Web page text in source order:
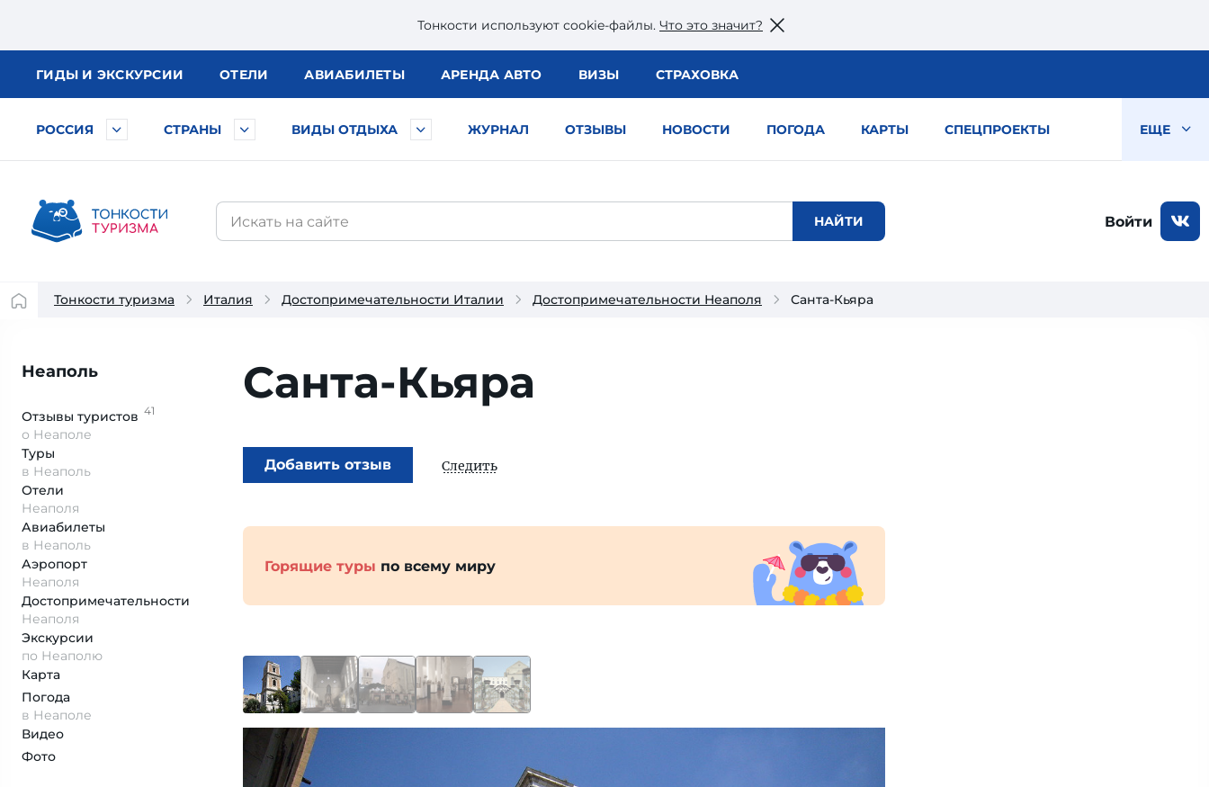
Тонкости используют сookie-файлы. Что это значит?
ГИДЫ И ЭКСКУРСИИ ОТЕЛИ АВИАБИЛЕТЫ АРЕНДА АВТО ВИЗЫ СТРАХОВКА
РОССИЯ СТРАНЫ ВИДЫ ОТДЫХА ЖУРНАЛ ОТЗЫВЫ НОВОСТИ ПОГОДА КАРТЫ СПЕЦПРОЕКТЫ ЕЩЕ
Войти
Тонкости туризма Италия Достопримечательности Италии Достопримечательности Неаполя Санта-Кьяра
Неаполь
Отзывы туристов 41
о Неаполе
Туры
в Неаполь
Отели
Неаполя
Авиабилеты
в Неаполь
Аэропорт
Неаполя
Достопримеча­тельности
Неаполя
Экскурсии
по Неаполю
Карта
Погода
в Неаполе
Видео
Фото
Санта-Кьяра
Добавить отзыв Следить
Горящие туры по всему миру